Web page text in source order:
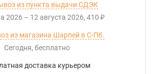
из пункта выдачи СДЭК
2026 – 12 августа 2026 410 ₽
из магазина Шарпей в С-Пб.
Сегодня
Бесплатно
доставка курьером